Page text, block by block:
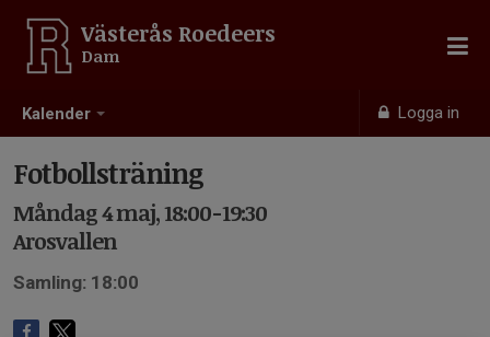
Kalender Logga in
Västerås Roedeers
Dam
Fotbollsträning
Måndag 4 maj, 18:00-19:30
Arosvallen
Samling: 18:00